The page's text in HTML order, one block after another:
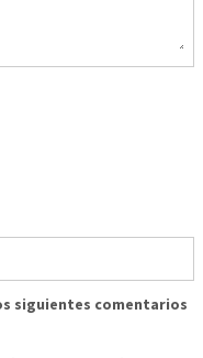
siguientes comentarios